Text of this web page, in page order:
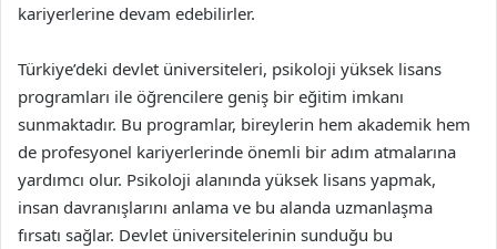
kariyerlerine devam edebilirler.
Türkiye’deki devlet üniversiteleri, psikoloji yüksek lisans
programları ile öğrencilere geniş bir eğitim imkanı
sunmaktadır. Bu programlar, bireylerin hem akademik hem
de profesyonel kariyerlerinde önemli bir adım atmalarına
yardımcı olur. Psikoloji alanında yüksek lisans yapmak,
insan davranışlarını anlama ve bu alanda uzmanlaşma
fırsatı sağlar. Devlet üniversitelerinin sunduğu bu